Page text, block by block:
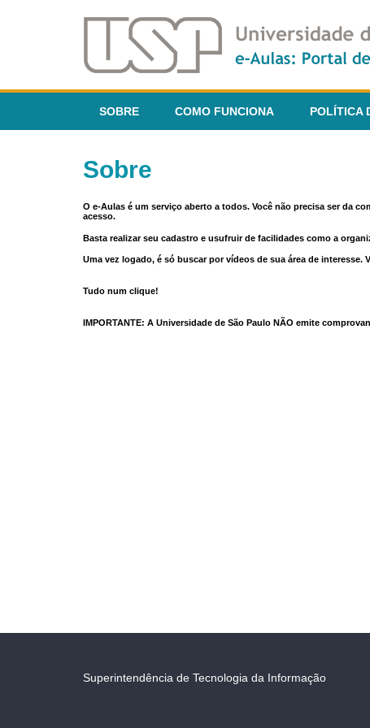
SOBRE COMO FUNCIONA POLÍTICA
Sobre
O e-Aulas é um serviço aberto a todos. Você não precisa ser da
acesso.
Basta realizar seu cadastro e usufruir de facilidades como a
Uma vez logado, é só buscar por vídeos de sua área de
Tudo num clique!
IMPORTANTE: A Universidade de São Paulo NÃO emite
Superintendência de Tecnologia da Informação